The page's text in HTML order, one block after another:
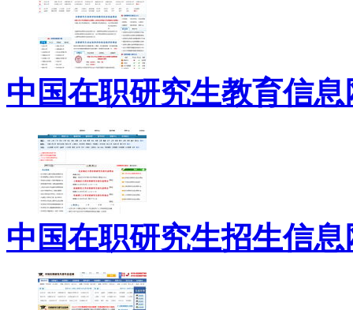
中国在职研究生教育信息
中国在职研究生招生信息